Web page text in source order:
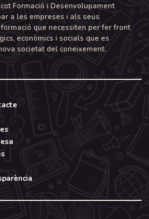
Formació i Desenvolupament
a les empreses i als seus
que necessiten per fer front
econòmics i socials que es
societat del coneixement.